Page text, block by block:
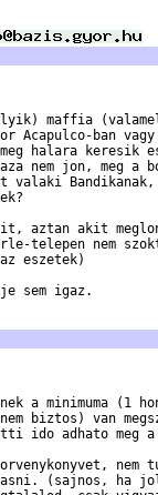
maffia
Acapulco-ban
halara keresik
nem jon, meg a
Bandikanak,
aztan akit
telepen nem
eszetek)
sem igaz.
a minimuma (1
biztos) van
ido adhato meg a
nem
(sajnos, ha